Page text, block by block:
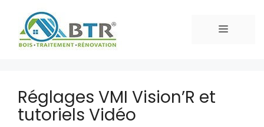
contenu
MENU
Réglages VMI Vision’R et
tutoriels Vidéo